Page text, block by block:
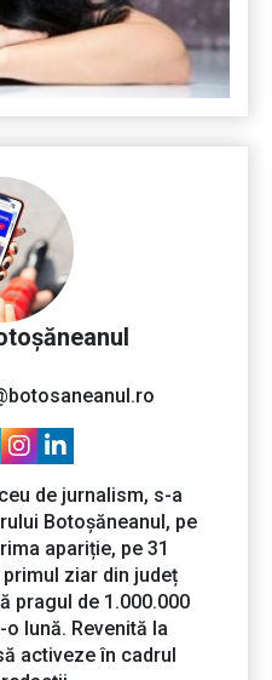
de jurnalism, s-a
Botoșăneanul, pe
apariție, pe 31
ziar din județ
pragul de 1.000.000
lună. Revenită la
activeze în cadrul